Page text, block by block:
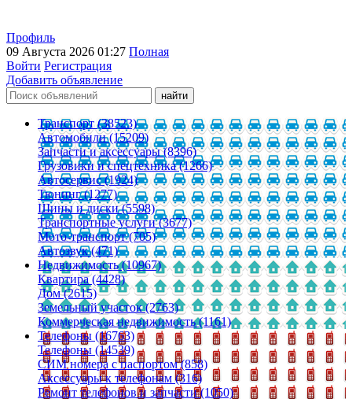
Профиль
09 Августа 2026 01:27 Полная
Войти Регистрация
Добавить объявление
Транспорт (38523)
Автомобили (15209)
Запчасти и аксессуары (8396)
Грузовики и спецтехника (1266)
Автосервис (1924)
Тюнинг (1277)
Шины и диски (5598)
Транспортные услуги (3677)
Мото-транспорт (705)
Автозвук (471)
Недвижимость (10967)
Квартира (4428)
Дом (2615)
Земельный участок (2763)
Коммерческая недвижимость (1161)
Телефоны (16763)
Телефоны (14539)
СИМ номера с паспортом (858)
Аксессуары к телефонам (316)
Ремонт телефонов и запчасти (1050)